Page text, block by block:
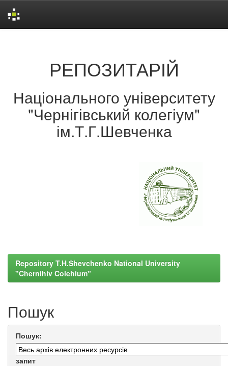
РЕПОЗИТАРІЙ
Національного університету
"Чернігівський колегіум"
ім.Т.Г.Шевченка
Repository T.H.Shevchenko National University
"Chernihiv Colehium"
Пошук
Пошук:
запит